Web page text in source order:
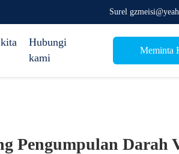
Surel
Hubungi
kami
Meminta
Pengumpulan Darah